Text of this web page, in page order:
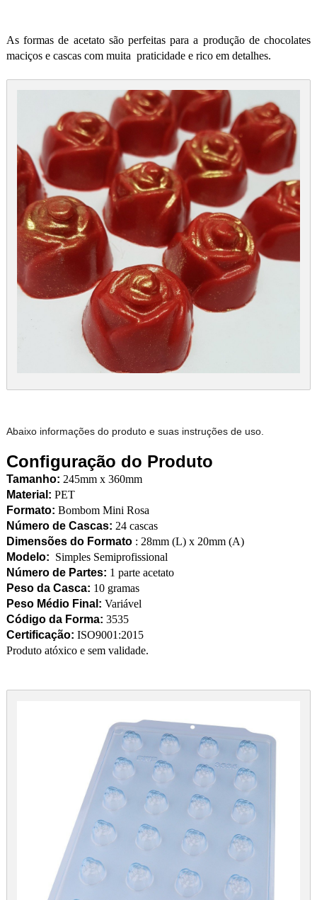
As formas de acetato são perfeitas para a produção de chocolates
maciços e cascas com muita praticidade e rico em detalhes.
Abaixo informações do produto e suas instruções de uso.
Configuração do Produto
Tamanho: 245mm x 360mm
Material: PET
Formato: Bombom Mini Rosa
Número de Cascas: 24 cascas
Dimensões do Formato : 28mm (L) x 20mm (A)
Modelo: Simples Semiprofissional
Número de Partes: 1 parte acetato
Peso da Casca: 10 gramas
Peso Médio Final: Variável
Código da Forma: 3535
Certificação: ISO9001:2015
Produto atóxico e sem validade.